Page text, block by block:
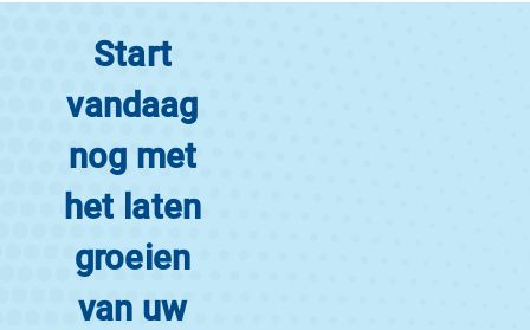
Start
vandaag
nog met
het laten
groeien
van uw